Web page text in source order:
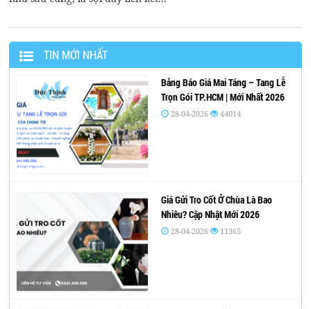
TIN MỚI NHẤT
Bảng Báo Giá Mai Táng – Tang Lễ
Trọn Gói TP.HCM | Mới Nhất 2026
28-04-2026 44014
Giá Gửi Tro Cốt Ở Chùa Là Bao
Nhiêu? Cập Nhật Mới 2026
28-04-2026 11365